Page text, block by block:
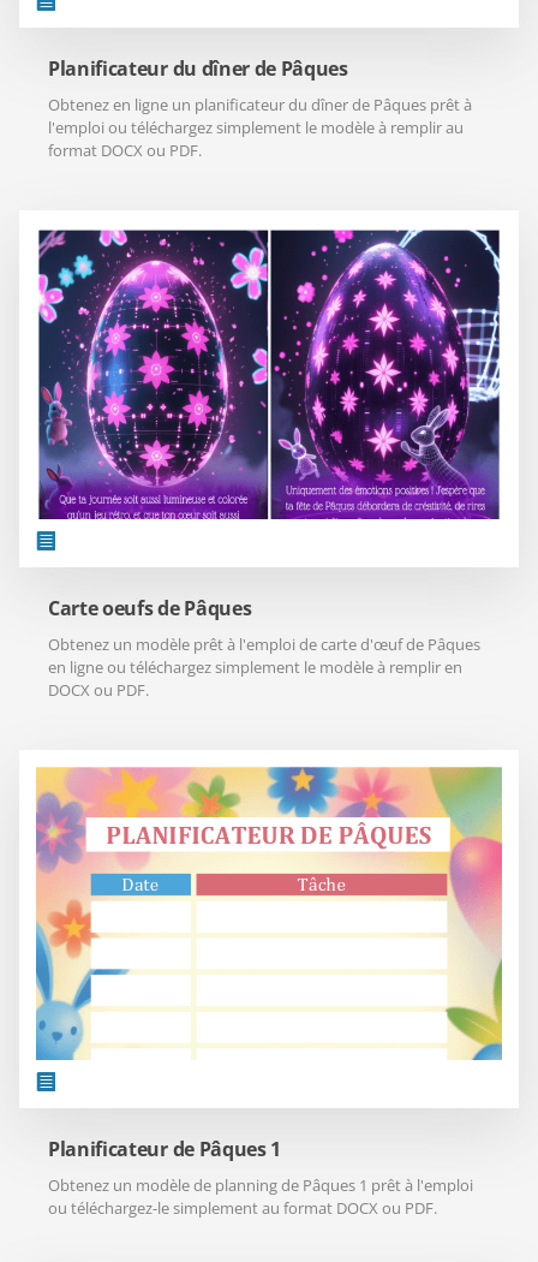
Planificateur du dîner de Pâques
Obtenez en ligne un planificateur du dîner de Pâques prêt à
l'emploi ou téléchargez simplement le modèle à remplir au
format DOCX ou PDF.
Carte oeufs de Pâques
Obtenez un modèle prêt à l'emploi de carte d'œuf de Pâques
en ligne ou téléchargez simplement le modèle à remplir en
DOCX ou PDF.
Planificateur de Pâques 1
Obtenez un modèle de planning de Pâques 1 prêt à l'emploi
ou téléchargez-le simplement au format DOCX ou PDF.